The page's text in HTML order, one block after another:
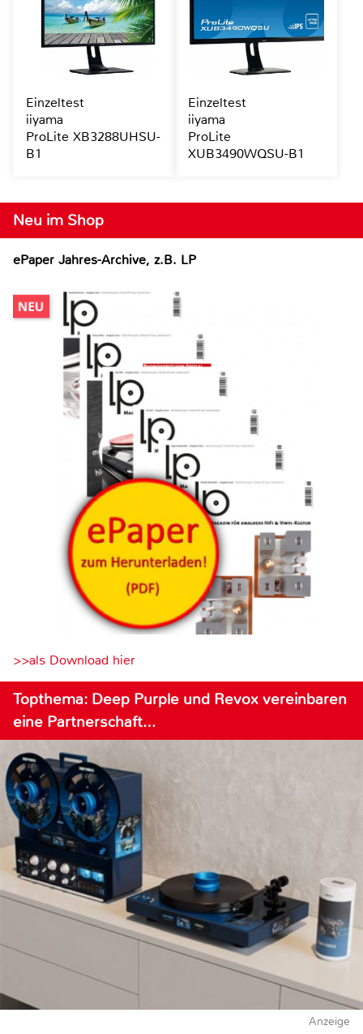
Neu im Shop
ePaper Jahres-Archive, z.B. LP
>>als Download hier
Topthema: Deep Purple und Revox vereinbaren
eine Partnerschaft…
Anzeige
Einzeltest
iiyama
ProLite XB3288UHSU-
B1
Einzeltest
iiyama
ProLite
XUB3490WQSU-B1